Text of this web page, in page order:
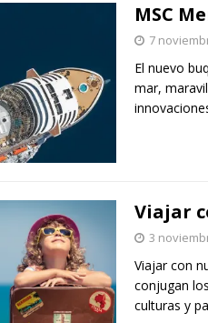
MSC
7
El nuevo
mar,
Viajar
3
Viajar con
conjugan
culturas y